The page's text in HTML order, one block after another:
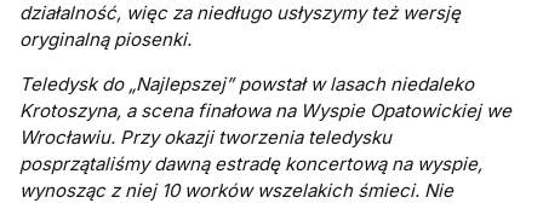
działalność, więc za niedługo usłyszymy też wersję
oryginalną piosenki.
Teledysk do „Najlepszej” powstał w lasach niedaleko
Krotoszyna, a scena finałowa na Wyspie Opatowickiej we
Wrocławiu. Przy okazji tworzenia teledysku
posprzątaliśmy dawną estradę koncertową na wyspie,
wynosząc z niej 10 worków wszelakich śmieci. Nie